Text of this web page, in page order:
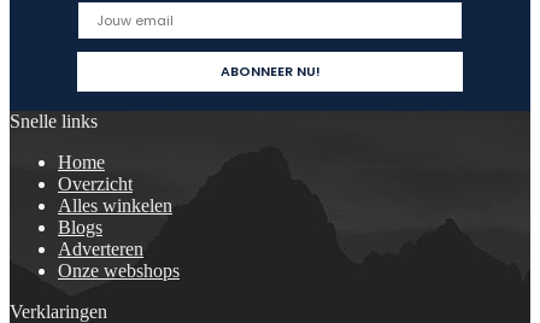
Snelle links
Home
Overzicht
Alles winkelen
Blogs
Adverteren
Onze webshops
Verklaringen